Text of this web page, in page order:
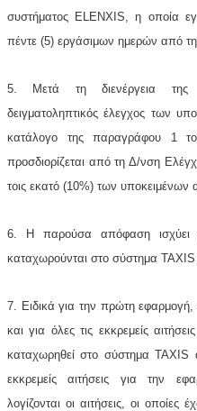
συστήματος ELENXIS, η οποία
πέντε (5) εργάσιμων ημερών από
5. Μετά τη διενέργεια της
δειγματοληπτικός έλεγχος των
κατάλογο της παραγράφου 1
προσδιορίζεται από τη Δ/νση
τοις εκατό (10%) των υποκειμένων
6. Η παρούσα απόφαση ισχύει
καταχωρούνται στο σύστημα
7. Ειδικά για την πρώτη
και για όλες τις εκκρεμείς
καταχωρηθεί στο σύστημα
εκκρεμείς αιτήσεις για την
λογίζονται οι αιτήσεις, οι οποίες